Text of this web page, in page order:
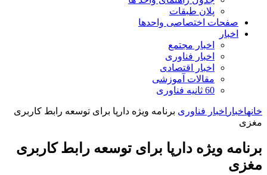
پلان طبقات
صفحات اختصاصی واحدها
اخبار
اخبار مجتمع
اخبار فناوری
اخبار اقتصادی
مقالات آموزشی
60 ثانیه فناوری
خانهاخبار اخبار فناوری برنامه ویژه دارپا برای توسعه رابط کاربری
مغزی
برنامه ویژه دارپا برای توسعه رابط کاربری
مغزی